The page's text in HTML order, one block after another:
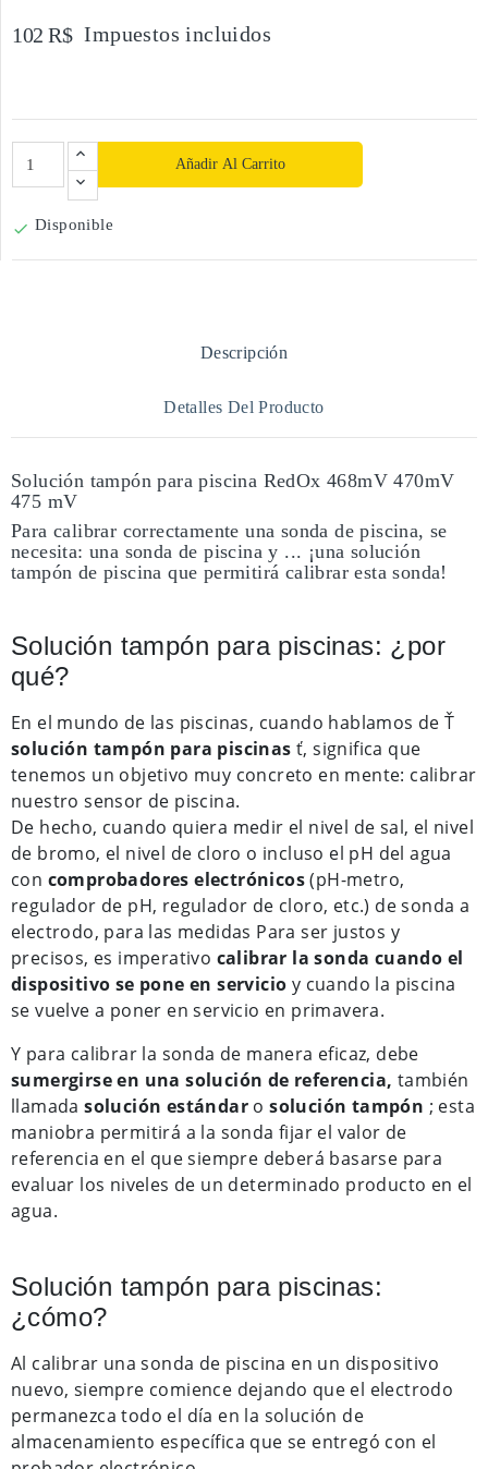
102 R$ Impuestos incluidos
Añadir Al Carrito
 Disponible
Descripción
Detalles Del Producto
Solución tampón para piscina RedOx 468mV 470mV
475 mV
Para calibrar correctamente una sonda de piscina, se
necesita: una sonda de piscina y ... ¡una solución
tampón de piscina que permitirá calibrar esta sonda!
Solución tampón para piscinas: ¿por
qué?
En el mundo de las piscinas, cuando hablamos de Ť
solución tampón para piscinas ť, significa que
tenemos un objetivo muy concreto en mente: calibrar
nuestro sensor de piscina.
De hecho, cuando quiera medir el nivel de sal, el nivel
de bromo, el nivel de cloro o incluso el pH del agua
con comprobadores electrónicos(pH-metro,
regulador de pH, regulador de cloro, etc.) de sonda a
electrodo, para las medidas Para ser justos y
precisos, es imperativo calibrar la sonda cuando el
dispositivo se pone en servicio y cuando la piscina
se vuelve a poner en servicio en primavera.
Y para calibrar la sonda de manera eficaz, debe
sumergirse en una solución de referencia, también
llamadasolución estándar osolución tampón ; esta
maniobra permitirá a la sonda fijar el valor de
referencia en el que siempre deberá basarse para
evaluar los niveles de un determinado producto en el
agua.
Solución tampón para piscinas:
¿cómo?
Al calibrar una sonda de piscina en un dispositivo
nuevo, siempre comience dejando que el electrodo
permanezca todo el día en la solución de
almacenamiento específica que se entregó con el